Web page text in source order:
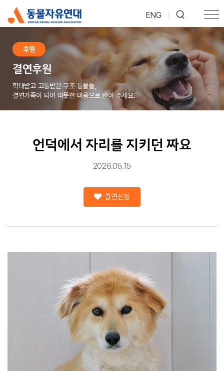
ENG
후원
결연후원
학대받고 고통받은 구조 동물들,
결연가족이 되어 따뜻한 마음으로 안아 주세요.
언덕에서 자리를 지키던 짜요
2026.05.15
결연신청